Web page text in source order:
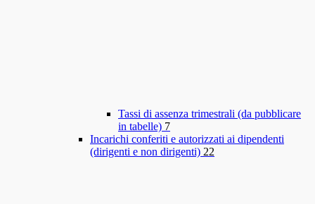
Tassi di assenza trimestrali (da pubblicare
in tabelle) 7
Incarichi conferiti e autorizzati ai dipendenti
(dirigenti e non dirigenti) 22